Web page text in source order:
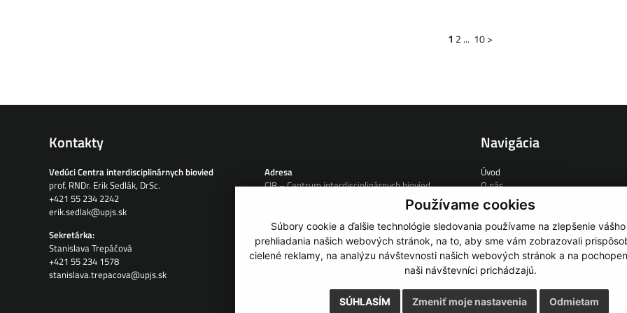
Používame cookies
Súbory cookie a ďalšie technológie sledovania používame na zlepšenie
prehliadania našich webových stránok, na to, aby sme vám zobrazovali
cielené reklamy, na analýzu návštevnosti našich webových stránok a na
naši návštevníci prichádzajú.
SÚHLASÍM Odmietam
Zmeniť moje nastavenia
1 2 ... 10>
Kontakty
Vedúci Centra interdisciplinárnych biovied
prof. RNDr. Erik Sedlák, DrSc.
+421 55 234 2242
erik.sedlak@upjs.sk
Sekretárka:
Stanislava Trepáčová
+421 55 234 1578
stanislava.trepacova@upjs.sk
Adresa
CIB – Centrum interdisciplinárnych biovied
Slovensko
Telefón:
+421 908 123 456
Navigácia
Úvod
O nás
Zmluvný výskum
Ľudia
Novinky
Odkazy
Kontakt